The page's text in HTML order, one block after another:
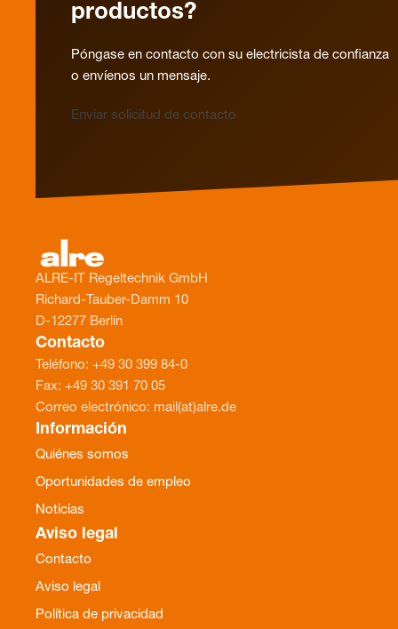
productos?
Póngase en contacto con su electricista de confianza
o envíenos un mensaje.
Enviar solicitud de contacto
ALRE-IT Regeltechnik GmbH
Richard-Tauber-Damm 10
D-12277 Berlín
Contacto
Teléfono: +49 30 399 84-0
Fax: +49 30 391 70 05
Correo electrónico: mail(at)alre.de
Información
Quiénes somos
Oportunidades de empleo
Noticias
Aviso legal
Contacto
Aviso legal
Política de privacidad